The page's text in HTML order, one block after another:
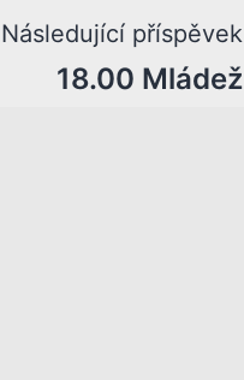
Následující příspěvek
18.00 Mládež